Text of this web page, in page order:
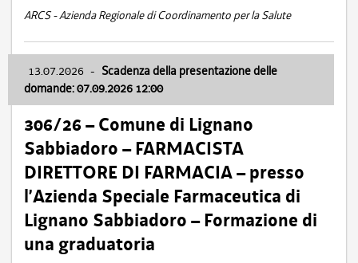
ARCS - Azienda Regionale di Coordinamento per la Salute
13.07.2026 - Scadenza della presentazione delle
domande: 07.09.2026 12:00
306/26 – Comune di Lignano
Sabbiadoro – FARMACISTA
DIRETTORE DI FARMACIA – presso
l’Azienda Speciale Farmaceutica di
Lignano Sabbiadoro – Formazione di
una graduatoria